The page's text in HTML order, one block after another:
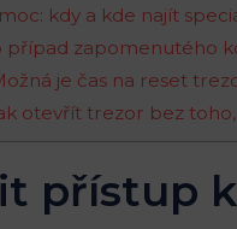
kdy a kde najít
případ zapomenutého
je čas na reset
otevřít trezor bez
přístup